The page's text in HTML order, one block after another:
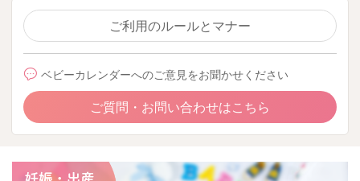
ご利用のルールとマナー
ベビーカレンダーへのご意見をお聞かせください
ご質問・お問い合わせはこちら